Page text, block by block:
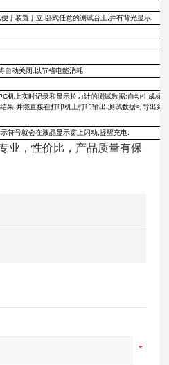
于装置于立.卧式任意的测试台上,并有背光显示;
自动关闭.以节省电能消耗;
机上实时记录和显示拉力计的测试数据:自动生成标
果.并能直接在打印机上打印输出:测试数据可导出到
符号就会在液晶显示窗上闪动,提醒充电.
业，性价比，产品质量有保